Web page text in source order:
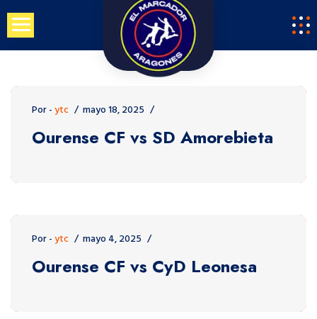
Saltar
contenido
Por -ytc mayo 18, 2025
Ourense CF vs SD Amorebieta
Por -ytc mayo 4, 2025
Ourense CF vs CyD Leonesa